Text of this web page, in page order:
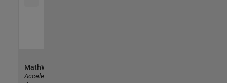
MathWorks
Accelerating